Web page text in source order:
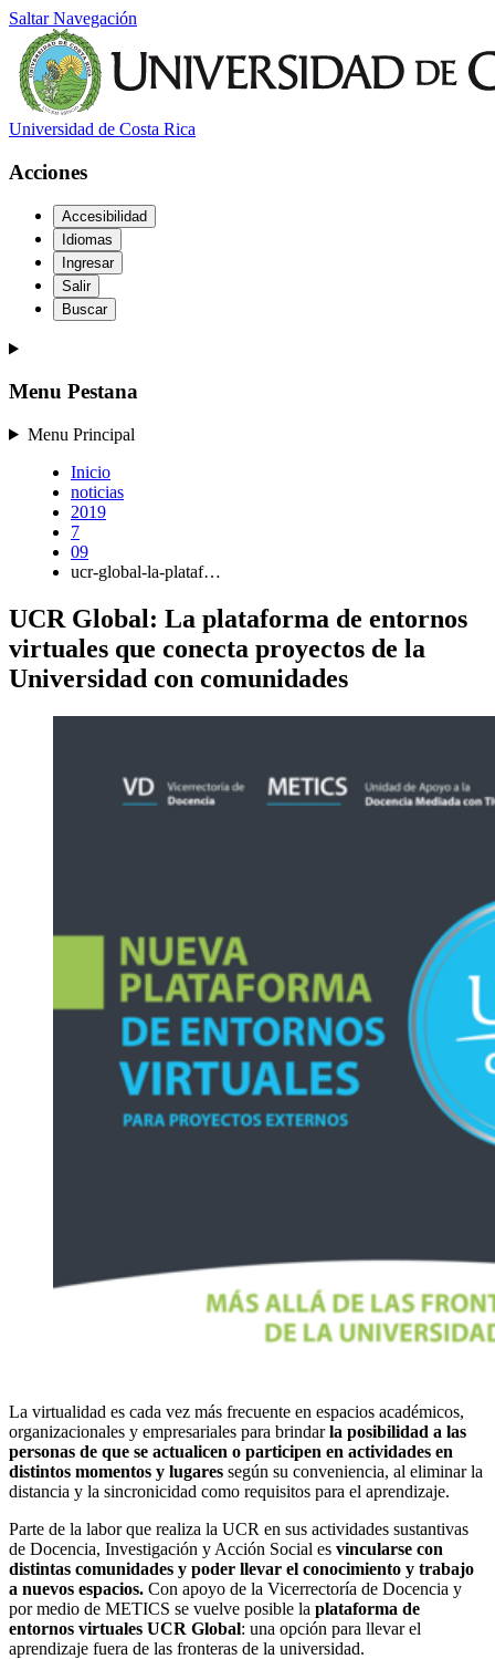
Saltar Navegación
Universidad de Costa Rica
Acciones
Accesibilidad
Idiomas
Ingresar
Salir
Buscar
Menu Pestana
Menu Principal
Inicio
noticias
2019
7
09
ucr-global-la-plataf…
UCR Global: La plataforma de entornos
virtuales que conecta proyectos de la
Universidad con comunidades
La virtualidad es cada vez más frecuente en espacios académicos,
organizacionales y empresariales para brindarla posibilidad a las
personas de que se actualicen o participen en actividades en
distintos momentos y lugares según su conveniencia, al eliminar la
distancia y la sincronicidad como requisitos para el aprendizaje.
Parte de la labor que realiza la UCR en sus actividades sustantivas
de Docencia, Investigación y Acción Social es vincularse con
distintas comunidades y poder llevar el conocimiento y trabajo
a nuevos espacios. Con apoyo de la Vicerrectoría de Docencia y
por medio de METICS se vuelve posible la plataforma de
entornos virtuales UCR Global: una opción para llevar el
aprendizaje fuera de las fronteras de la universidad.